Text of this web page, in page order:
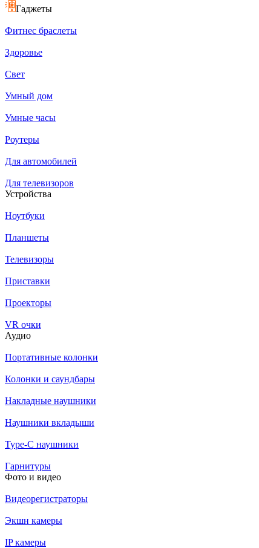
Гаджеты
Фитнес браслеты
Здоровье
Свет
Умный дом
Умные часы
Роутеры
Для автомобилей
Для телевизоров
Устройства
Ноутбуки
Планшеты
Телевизоры
Приставки
Проекторы
VR очки
Аудио
Портативные колонки
Колонки и саундбары
Накладные наушники
Наушники вкладыши
Type-C наушники
Гарнитуры
Фото и видео
Видеорегистраторы
Экшн камеры
IP камеры